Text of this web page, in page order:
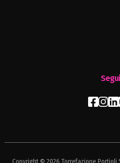
Copyright © 2026 Torrefazione Portioli